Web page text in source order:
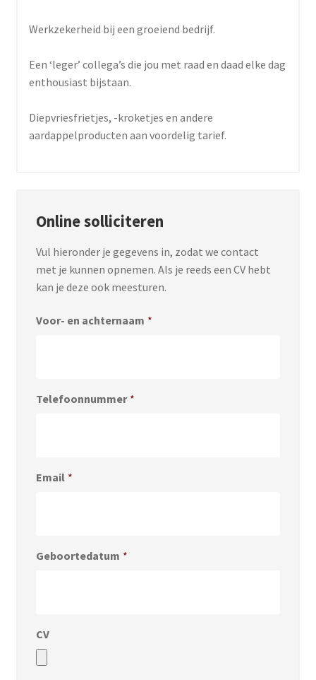
Werkzekerheid bij een groeiend bedrijf.
Een ‘leger’ collega’s die jou met raad en daad elke dag
enthousiast bijstaan.
Diepvriesfrietjes, -kroketjes en andere
aardappelproducten aan voordelig tarief.
Online solliciteren
Vul hieronder je gegevens in, zodat we contact
met je kunnen opnemen. Als je reeds een CV hebt
kan je deze ook meesturen.
Voor- en achternaam *
Telefoonnummer *
Email *
Geboortedatum *
CV